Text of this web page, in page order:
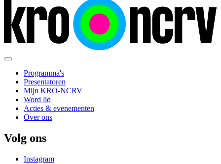
Programma's
Presentatoren
Mijn KRO-NCRV
Word lid
Acties & evenementen
Over ons
Volg ons
Instagram